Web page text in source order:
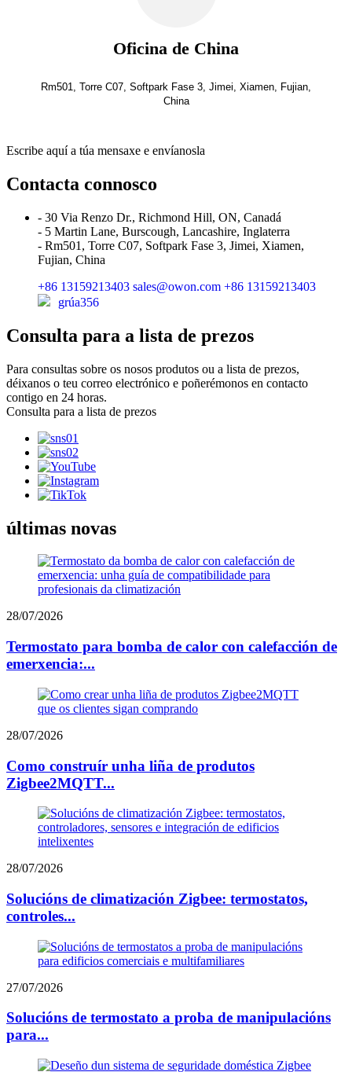
Oficina de China
Rm501, Torre C07, Softpark Fase 3, Jimei, Xiamen, Fujian,
China
Escribe aquí a túa mensaxe e envíanosla
Contacta connosco
- 30 Via Renzo Dr., Richmond Hill, ON, Canadá
- 5 Martin Lane, Burscough, Lancashire, Inglaterra
- Rm501, Torre C07, Softpark Fase 3, Jimei, Xiamen,
Fujian, China
+86 13159213403 sales@owon.com +86 13159213403
grúa356
Consulta para a lista de prezos
Para consultas sobre os nosos produtos ou a lista de prezos,
déixanos o teu correo electrónico e poñerémonos en contacto
contigo en 24 horas.
Consulta para a lista de prezos
últimas novas
28/07/2026
Termostato para bomba de calor con calefacción de
emerxencia:...
28/07/2026
Como construír unha liña de produtos
Zigbee2MQTT...
28/07/2026
Solucións de climatización Zigbee: termostatos,
controles...
27/07/2026
Solucións de termostato a proba de manipulacións
para...